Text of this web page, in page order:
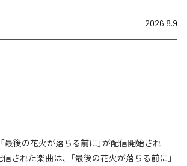
2026.8.9
最後の花火が落ちる前に」が配信開始され
された楽曲は、「最後の花火が落ちる前に」